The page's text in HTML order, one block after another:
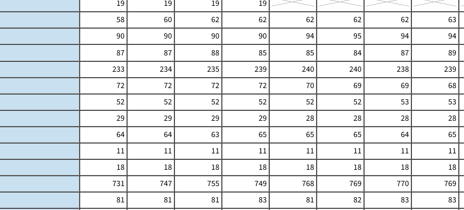
19 19 19
19
58 60 62 62 62 62 62
63
90 90 90 90 94 95 94
94
87 87 88 85 85 84 87
89
233 234 235 239 240 240 238
239
72 72 72 72 70 69 69
68
52 52 52 52 52 52 53
53
29 29 29 29 28 28 28
28
64 64 63 65 65 65 64
65
11 11 11 11 11 11 11
11
18 18 18 18 18 18 18
18
731 747 755 749 768 769 770
769
81 81 81 83 81 82 83
83